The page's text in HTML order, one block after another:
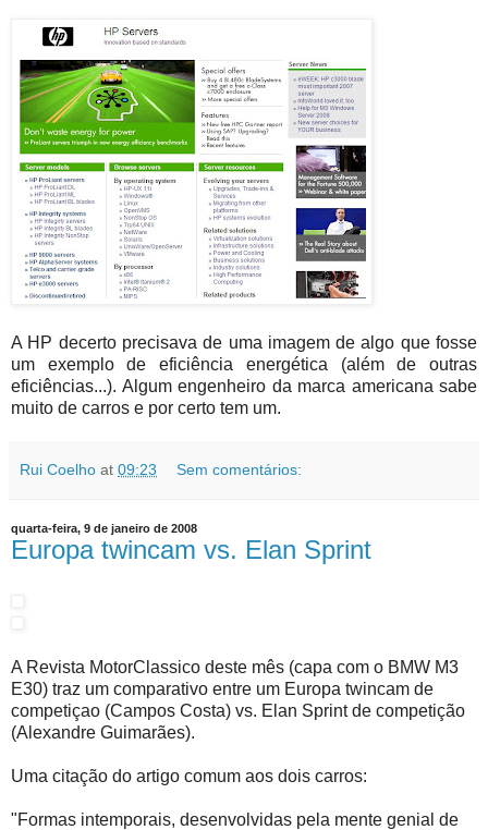
A HP decerto precisava de uma imagem de algo que fosse
um exemplo de eficiência energética (além de outras
eficiências...). Algum engenheiro da marca americana sabe
muito de carros e por certo tem um.
Rui Coelho at 09:23 Sem comentários:
quarta-feira, 9 de janeiro de 2008
Europa twincam vs. Elan Sprint
A Revista MotorClassico deste mês (capa com o BMW M3
E30) traz um comparativo entre um Europa twincam de
competiçao (Campos Costa) vs. Elan Sprint de competição
(Alexandre Guimarães).
Uma citação do artigo comum aos dois carros:
"Formas intemporais, desenvolvidas pela mente genial de